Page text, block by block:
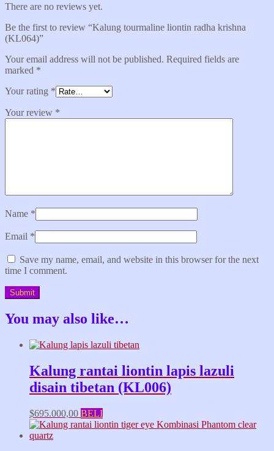
There are no reviews yet.
Be the first to review “Kalung tourmaline liontin radha krishna
(KL064)”
Your email address will not be published. Required fields are
marked *
Your rating *
Your review *
Name *
Email *
Save my name, email, and website in this browser for the next
time I comment.
You may also like…
Kalung rantai liontin lapis lazuli
disain tibetan (KL006)
$695.000,00 BELI